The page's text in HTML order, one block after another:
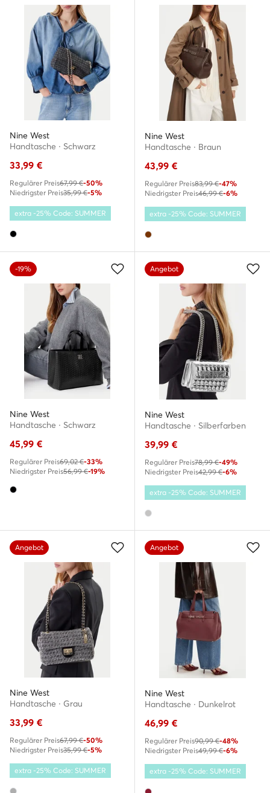
Nine West
Handtasche · Schwarz
33,99 €
Regulärer Preis67,99 €-50%
Niedrigster Preis35,99 €-5%
extra -25% Code: SUMMER
Nine West
Handtasche · Braun
43,99 €
Regulärer Preis83,99 €-47%
Niedrigster Preis46,99 €-6%
extra -25% Code: SUMMER
-19%
Nine West
Handtasche · Schwarz
45,99 €
Regulärer Preis69,02 €-33%
Niedrigster Preis56,99 €-19%
Angebot
Nine West
Handtasche · Silberfarben
39,99 €
Regulärer Preis78,99 €-49%
Niedrigster Preis42,99 €-6%
extra -25% Code: SUMMER
Angebot
Nine West
Handtasche · Grau
33,99 €
Regulärer Preis67,99 €-50%
Niedrigster Preis35,99 €-5%
extra -25% Code: SUMMER
Angebot
Nine West
Handtasche · Dunkelrot
46,99 €
Regulärer Preis90,99 €-48%
Niedrigster Preis49,99 €-6%
extra -25% Code: SUMMER